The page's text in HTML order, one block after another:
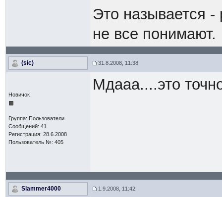
Это называется
не все понимают.
(sic) 31.8.2008, 11:38
Новичок
Группа: Пользователи
Сообщений: 41
Регистрация: 28.6.2008
Пользователь №: 405
Мдааа....это
Slammer4000 1.9.2008, 11:42